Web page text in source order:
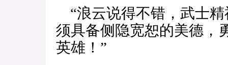
“浪云说得不错，武士
须具备侧隐宽恕的美德，
英雄！”